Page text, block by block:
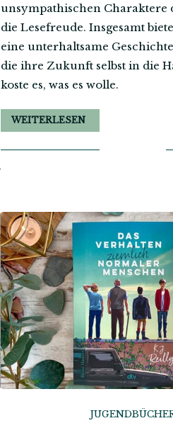
unsympathischen Charaktere
die Lesefreude. Insgesamt
eine unterhaltsame
die ihre Zukunft selbst in die
koste es, was es wolle.
WEITERLESEN